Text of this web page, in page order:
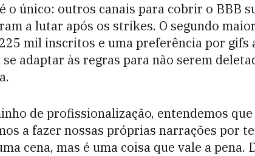
o único: outros canais para cobrir o BBB
a lutar após os strikes. O segundo
mil inscritos e uma preferência por gifs
adaptar às regras para não serem
de profissionalização, entendemos
a fazer nossas próprias narrações por
cena, mas é uma coisa que vale a pena.